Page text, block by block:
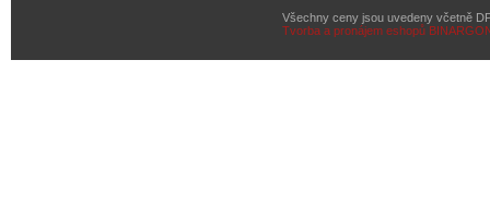
Všechny ceny jsou uvedeny včetně
Tvorba a pronájem eshopů